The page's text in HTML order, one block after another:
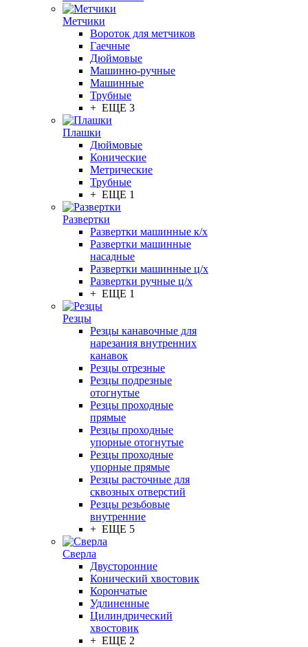
Метчики
Вороток для метчиков
Гаечные
Дюймовые
Машинно-ручные
Машинные
Трубные
+ ЕЩЕ 3
Плашки
Дюймовые
Конические
Метрические
Трубные
+ ЕЩЕ 1
Развертки
Развертки машинные к/х
Развертки машинные
насадные
Развертки машинные ц/х
Развертки ручные ц/х
+ ЕЩЕ 1
Резцы
Резцы канавочные для
нарезания внутренних
канавок
Резцы отрезные
Резцы подрезные
отогнутые
Резцы проходные
прямые
Резцы проходные
упорные отогнутые
Резцы проходные
упорные прямые
Резцы расточные для
сквозных отверстий
Резцы резьбовые
внутренние
+ ЕЩЕ 5
Сверла
Двусторонние
Конический хвостовик
Корончатые
Удлиненные
Цилиндрический
хвостовик
+ ЕЩЕ 2